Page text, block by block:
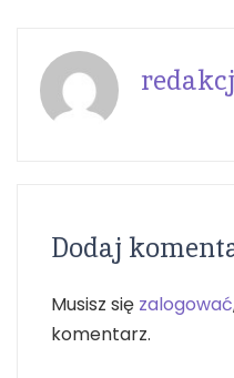
Dodaj
Musisz się zalogować
komentarz.